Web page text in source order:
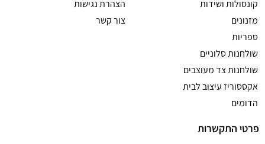
קונסולות ושידות
מזנונים
ספריות
שולחנות סלוניים
שולחנות צד מעוצבים
אקססוריז עיצוב לבית
הדומים
הצהרת נגישות
צור קשר
פרטי התקשרות